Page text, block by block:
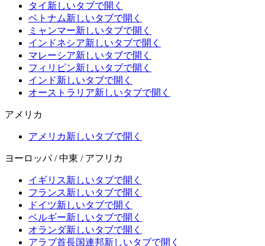
タイ 新しいタブで開く
ベトナム新しいタブで開く
ミャンマー新しいタブで開く
インドネシア新しいタブで開く
マレーシア新しいタブで開く
フィリピン新しいタブで開く
インド新しいタブで開く
オーストラリア新しいタブで開く
アメリカ
アメリカ新しいタブで開く
ヨーロッパ / 中東 / アフリカ
イギリス新しいタブで開く
フランス新しいタブで開く
ドイツ新しいタブで開く
ベルギー新しいタブで開く
オランダ新しいタブで開く
アラブ首長国連邦新しいタブで開く